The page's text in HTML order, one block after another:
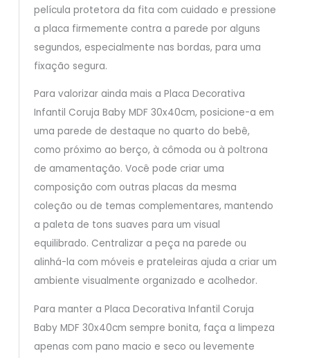
película protetora da fita com cuidado e pressione
a placa firmemente contra a parede por alguns
segundos, especialmente nas bordas, para uma
fixação segura.
Para valorizar ainda mais a Placa Decorativa
Infantil Coruja Baby MDF 30x40cm, posicione-a em
uma parede de destaque no quarto do bebê,
como próximo ao berço, à cômoda ou à poltrona
de amamentação. Você pode criar uma
composição com outras placas da mesma
coleção ou de temas complementares, mantendo
a paleta de tons suaves para um visual
equilibrado. Centralizar a peça na parede ou
alinhá-la com móveis e prateleiras ajuda a criar um
ambiente visualmente organizado e acolhedor.
Para manter a Placa Decorativa Infantil Coruja
Baby MDF 30x40cm sempre bonita, faça a limpeza
apenas com pano macio e seco ou levemente